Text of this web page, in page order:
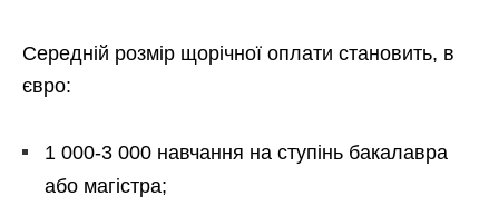
Середній розмір щорічної оплати становить, в
євро:
1 000-3 000 навчання на ступінь бакалавра
або магістра;